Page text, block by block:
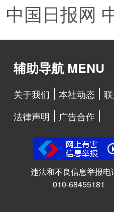
中国日报网
辅助导航 MENU
关于我们 本社动态
法律声明
广告合作
违法和不良信息举报电
010-68455181